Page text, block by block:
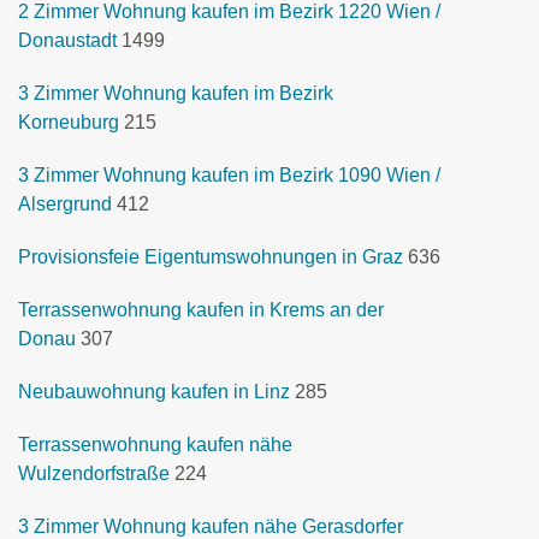
2 Zimmer Wohnung kaufen im Bezirk 1220 Wien /
Donaustadt 1499
3 Zimmer Wohnung kaufen im Bezirk
Korneuburg 215
3 Zimmer Wohnung kaufen im Bezirk 1090 Wien /
Alsergrund 412
Provisionsfeie Eigentumswohnungen in Graz 636
Terrassenwohnung kaufen in Krems an der
Donau 307
Neubauwohnung kaufen in Linz 285
Terrassenwohnung kaufen nähe
Wulzendorfstraße 224
3 Zimmer Wohnung kaufen nähe Gerasdorfer